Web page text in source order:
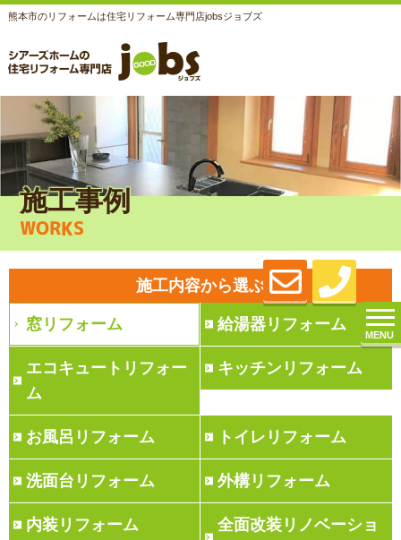
熊本市のリフォームは住宅リフォーム専門店jobsジョブズ
MENU
施工事例
WORKS
施工内容から選ぶ
窓リフォーム 給湯器リフォーム
エコキュートリフォー
ム
キッチンリフォーム
お風呂リフォーム トイレリフォーム
洗面台リフォーム 外構リフォーム
内装リフォーム
全面改装リノベーショ